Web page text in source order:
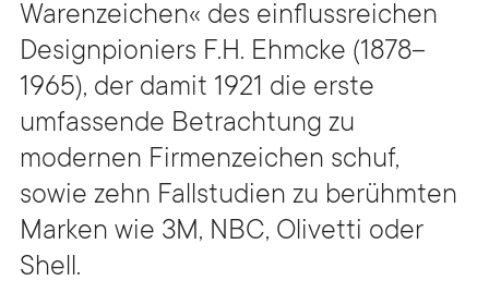
Warenzeichen« des einflussreichen
Designpioniers F.H. Ehmcke (1878–
1965), der damit 1921 die erste
umfassende Betrachtung zu
modernen Firmenzeichen schuf,
sowie zehn Fallstudien zu berühmten
Marken wie 3M, NBC, Olivetti oder
Shell.